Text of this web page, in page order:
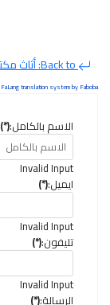
Back to: أثاث مكتبي
FaLang translation system by Faboba
الاسم بالكامل:(*)
Invalid Input
ايميل:(*)
Invalid Input
تليفون:(*)
Invalid Input
الرسالة:(*)